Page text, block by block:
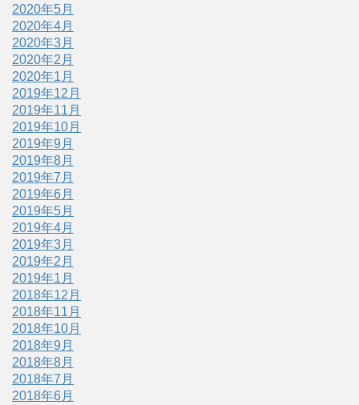
2020年5月
2020年4月
2020年3月
2020年2月
2020年1月
2019年12月
2019年11月
2019年10月
2019年9月
2019年8月
2019年7月
2019年6月
2019年5月
2019年4月
2019年3月
2019年2月
2019年1月
2018年12月
2018年11月
2018年10月
2018年9月
2018年8月
2018年7月
2018年6月